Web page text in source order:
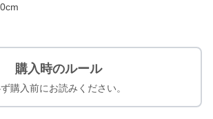
購入時のルール
購入前にお読みください。